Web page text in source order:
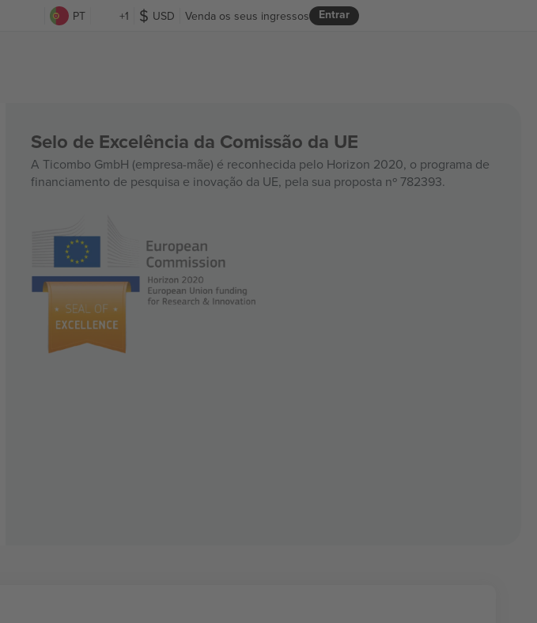
PT +1 USD Entrar
Venda os seus ingressos
Selo de Excelência da Comissão da UE
A Ticombo GmbH (empresa-mãe) é reconhecida pelo Horizon 2020, o programa de
financiamento de pesquisa e inovação da UE, pela sua proposta nº 782393.